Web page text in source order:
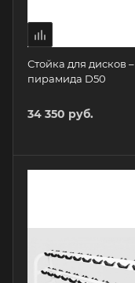
Стойка для дисков –
пирамида D50
34 350 руб.